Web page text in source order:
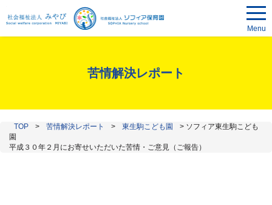
Menu
苦情解決レポート
TOP > 苦情解決レポート > 東生駒こども園 > ソフィア東生駒こども
園
平成３０年２月にお寄せいただいた苦情・ご意見（ご報告）